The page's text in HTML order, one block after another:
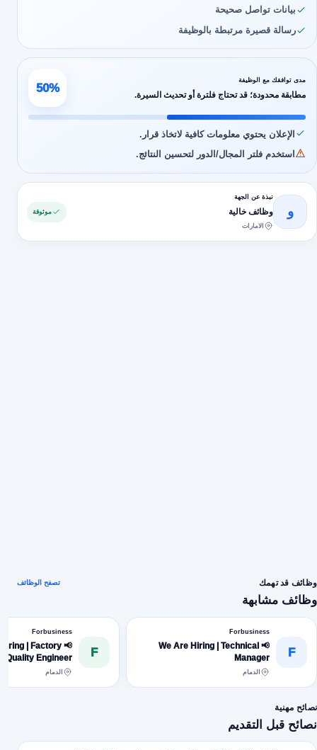
بيانات تواصل صحيحة
رسالة قصيرة مرتبطة بالوظيفة
مدى توافقك مع الوظيفة
مطابقة محدودة؛ قد تحتاج فلترة أو تحديث السيرة. 50%
الإعلان يحتوي معلومات كافية لاتخاذ قرار.
استخدم فلتر المجال/الدور لتحسين النتائج.
و
نبذة عن الجهة
وظائف خالية
الامارات
موثوقة
وظائف قد تهمك
وظائف مشابهة
تصفح الوظائف
F
Forbusiness
📢 We Are Hiring | Technical
Manager
الدمام
F
Forbusiness
Hiring | Factory
Quality Engineer
الدمام
نصائح مهنية
نصائح قبل التقديم